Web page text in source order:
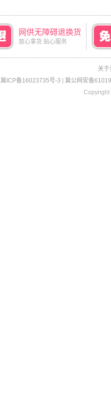
网供无障碍退换货
放心拿货 贴心服务
关于
冀ICP备16023735号-3
冀公网安备